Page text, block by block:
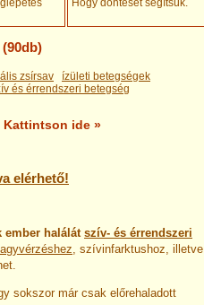
Hogy döntését segítsük.
zsírsav
ízületi betegségek
és érrendszeri betegség
Kattintson ide »
elérhető!
ember halálát szív- és érrendszeri
agyvérzéshez, szívinfarktushoz, illetve
sokszor már csak előrehaladott